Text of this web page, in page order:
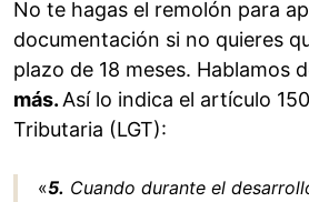
No te hagas el remolón para
documentación si no quieres
plazo de 18 meses. Hablamos
más. Así lo indica el artículo
Tributaria (LGT):
«5. Cuando durante el